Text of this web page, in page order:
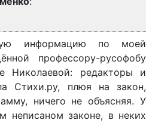
информацию по моей
профессору-русофобу
Николаевой: редакторы и
Стихи.ру, плюя на закон,
ничего не объясняя. У
неписаном законе, в неких